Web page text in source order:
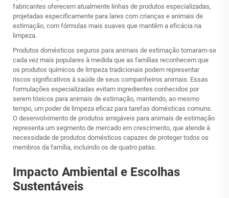
fabricantes oferecem atualmente linhas de produtos especializadas,
projetadas especificamente para lares com crianças e animais de
estimação, com fórmulas mais suaves que mantêm a eficácia na
limpeza.
Produtos domésticos seguros para animais de estimação tornaram-se
cada vez mais populares à medida que as famílias reconhecem que
os produtos químicos de limpeza tradicionais podem representar
riscos significativos à saúde de seus companheiros animais. Essas
formulações especializadas evitam ingredientes conhecidos por
serem tóxicos para animais de estimação, mantendo, ao mesmo
tempo, um poder de limpeza eficaz para tarefas domésticas comuns.
O desenvolvimento de produtos amigáveis para animais de estimação
representa um segmento de mercado em crescimento, que atende à
necessidade de produtos domésticos capazes de proteger todos os
membros da família, incluindo os de quatro patas.
Impacto Ambiental e Escolhas
Sustentáveis